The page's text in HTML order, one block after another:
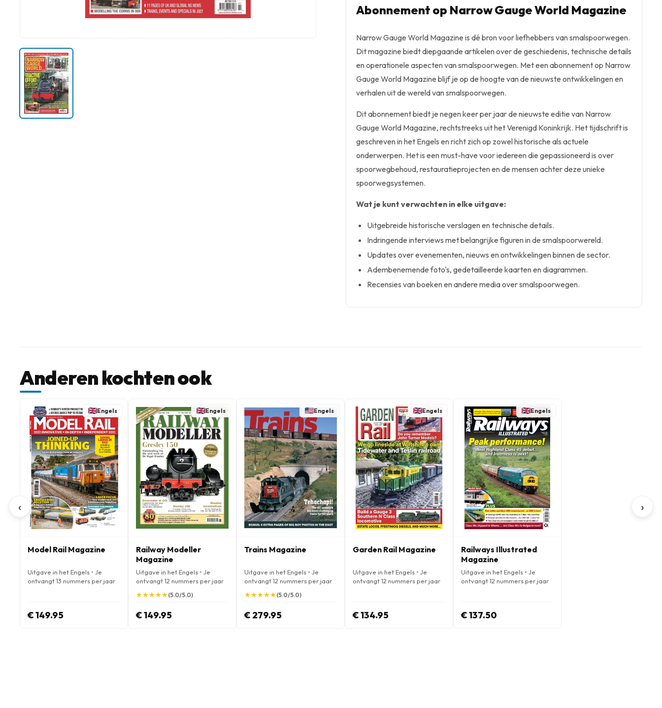
Abonnement op Narrow Gauge World Magazine
Narrow Gauge World Magazine is dé bron voor liefhebbers van smalspoorwegen.
Dit magazine biedt diepgaande artikelen over de geschiedenis, technische details
en operationele aspecten van smalspoorwegen. Met een abonnement op Narrow
Gauge World Magazine blijf je op de hoogte van de nieuwste ontwikkelingen en
verhalen uit de wereld van smalspoorwegen.
Dit abonnement biedt je negen keer per jaar de nieuwste editie van Narrow
Gauge World Magazine, rechtstreeks uit het Verenigd Koninkrijk. Het tijdschrift is
geschreven in het Engels en richt zich op zowel historische als actuele
onderwerpen. Het is een must-have voor iedereen die gepassioneerd is over
spoorwegbehoud, restauratieprojecten en de mensen achter deze unieke
spoorwegsystemen.
Wat je kunt verwachten in elke uitgave:
Uitgebreide historische verslagen en technische details.
Indringende interviews met belangrijke figuren in de smalspoorwereld.
Updates over evenementen, nieuws en ontwikkelingen binnen de sector.
Adembenemende foto's, gedetailleerde kaarten en diagrammen.
Recensies van boeken en andere media over smalspoorwegen.
Anderen kochten ook
‹
Engels
Model Rail Magazine
Uitgave in het Engels • Je
ontvangt 13 nummers per jaar
€ 149.95
Engels
Railway Modeller
Magazine
Uitgave in het Engels • Je
ontvangt 12 nummers per jaar
★
★★
★★
★★
★★
★(5.0/5.0)
€ 149.95
Engels
Trains Magazine
Uitgave in het Engels • Je
ontvangt 12 nummers per jaar
★
★★
★★
★★
★★
★(5.0/5.0)
€ 279.95
Engels
Garden Rail Magazine
Uitgave in het Engels • Je
ontvangt 12 nummers per jaar
€ 134.95
Engels
Railways Illustrated
Magazine
Uitgave in het Engels • Je
ontvangt 12 nummers per jaar
€ 137.50
›